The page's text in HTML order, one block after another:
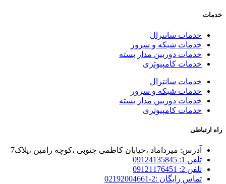
خدمات
خدمات سانترال
خدمات شبکه و سرور
خدمات دوربین مدار بسته
خدمات کامپیوتری
خدمات سانترال
خدمات شبکه و سرور
خدمات دوربین مدار بسته
خدمات کامپیوتری
راه ارتباطی
آدرس: میرداماد ،خیابان کاظمی جنوبی ،کوچه رامین ،پلاک7
تلفن 1: 09124135845
تلفن 2: 09121176451
تماس رایگان :2-02192004661